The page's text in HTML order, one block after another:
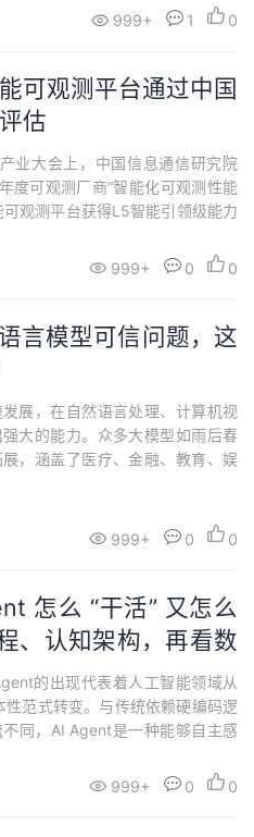
的肯定。当前，人工智能的应用
999+ 1 0
可观测平台通过中国
估
业大会上，中国信息通信研究院
度可观测厂商“智能化可观测性能
观测平台获得L5智能引领级能力
业标准《云计算智能化可观测性
999+ 0 0
言模型可信问题，这
展，在自然语言处理、计算机视
大的能力。众多大模型如雨后春
，涵盖了医疗、金融、教育、娱
风险评估和投资决策；在教育领
导。然而，随着大模型的广泛应
999+ 0 0
怎么 “干活” 又怎么
、认知架构，再看数
的出现代表着人工智能领域从
性范式转变。与传统依赖硬编码逻
同，AI Agent是一种能够自主感
的，无法适应动态变化的环境；
999+ 0 0